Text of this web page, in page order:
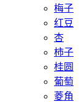
梅子
红豆
杏
柿子
桂圆
葡萄
菱角